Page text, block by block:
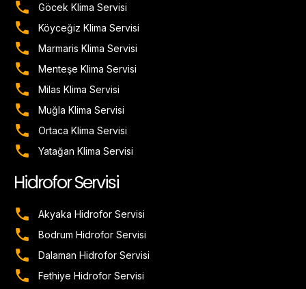
Göcek Klima Servisi
Köyceğiz Klima Servisi
Marmaris Klima Servisi
Menteşe Klima Servisi
Milas Klima Servisi
Muğla Klima Servisi
Ortaca Klima Servisi
Yatağan Klima Servisi
Hidrofor Servisi
Akyaka Hidrofor Servisi
Bodrum Hidrofor Servisi
Dalaman Hidrofor Servisi
Fethiye Hidrofor Servisi